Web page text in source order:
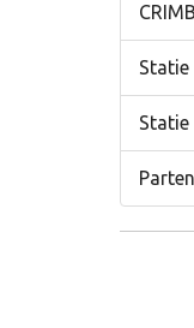
Statie
Statie